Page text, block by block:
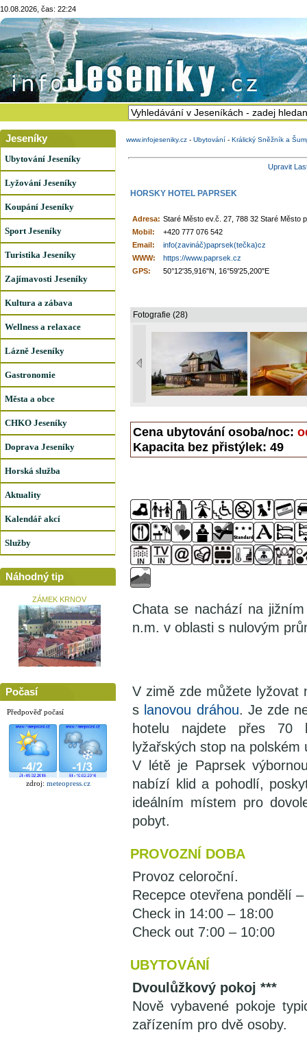
10.08.2026, čas: 22:24
Jeseníky
Ubytování Jeseníky
Lyžování Jeseníky
Koupání Jeseníky
Sport Jeseníky
Turistika Jeseníky
Zajímavosti Jeseníky
Kultura a zábava
Wellness a relaxace
Lázně Jeseníky
Gastronomie
Města a obce
CHKO Jeseníky
Doprava Jeseníky
Horská služba
Aktuality
Kalendář akcí
Služby
Náhodný tip
ZÁMEK KRNOV
Počasí
Předpověď počasí
zdroj: meteopress.cz
www.infojeseniky.cz - Ubytování - Králický Sněžník a
Upravit
HORSKY HOTEL PAPRSEK
Adresa: Staré Město ev.č. 27, 788 32 Staré Město
Mobil:
+420 777 076 542
Email:
info(zavináč)paprsek(tečka)cz
WWW:
https://www.paprsek.cz
GPS:
50°12'35,916"N, 16°59'25,200"E
Fotografie (28)
Cena ubytování osoba/noc:
Kapacita bez přistýlek: 49
Chata se nachází na
n.m. v oblasti s nulovým
V zimě zde můžete lyžovat
s lanovou dráhou. Je zde
hotelu najdete přes 70
lyžařských stop na polském
V létě je Paprsek
nabízí klid a pohodlí,
ideálním místem pro
pobyt.
PROVOZNÍ DOBA
Provoz celoroční.
Recepce otevřena pondělí
Check in 14:00 – 18:00
Check out 7:00 – 10:00
UBYTOVÁNÍ
Dvoulůžkový pokoj ***
Nově vybavené pokoje
zařízením pro dvě osoby.